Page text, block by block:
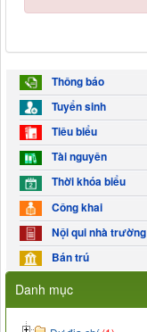
Thông báo
Tuyển sinh
Tiêu biểu
Tài nguyên
Thời khóa biểu
Công khai
Nội qui nhà trường
Bán trú
Danh mục